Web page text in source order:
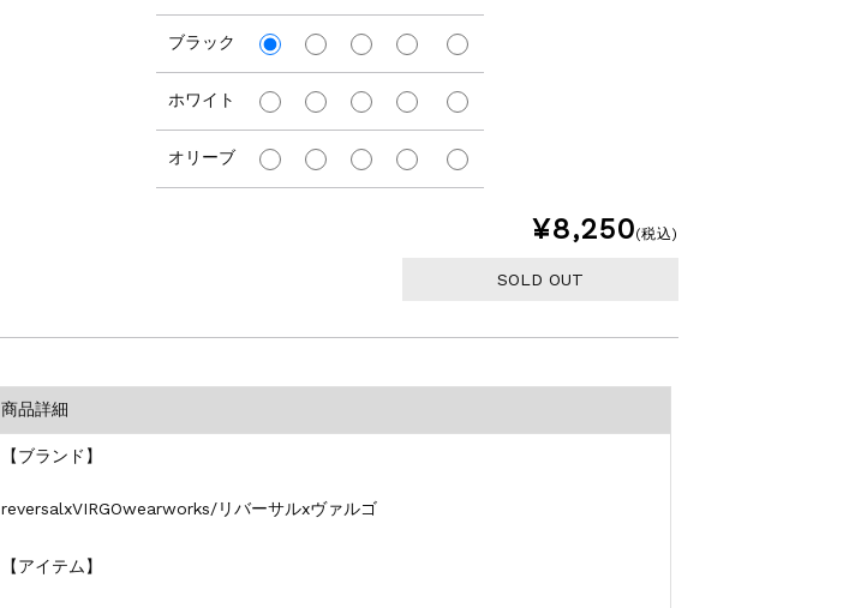
ブラック
ホワイト
オリーブ
¥8,250(税込)
SOLD OUT
商品詳細
【ブランド】
reversalxVIRGOwearworks/リバーサルxヴァルゴ
【アイテム】